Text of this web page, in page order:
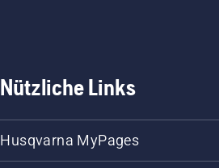
Nützliche Links
Husqvarna MyPages